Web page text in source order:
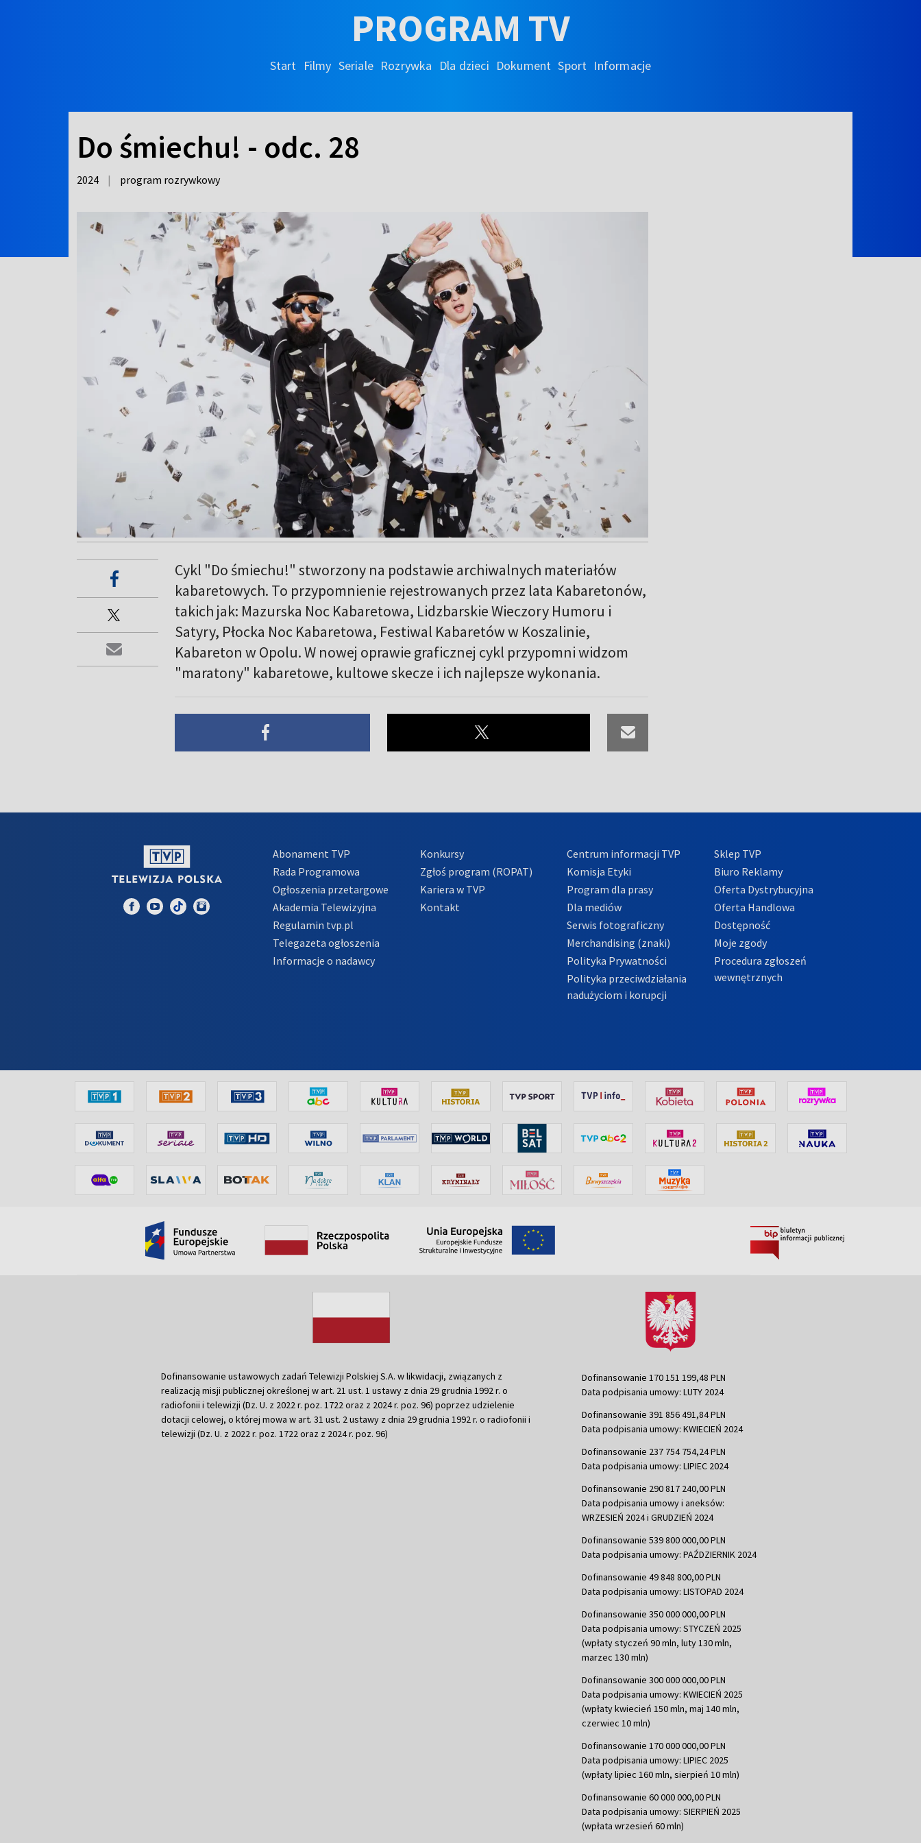
PROGRAM TV
Start Filmy Seriale Rozrywka Dla dzieci Dokument Sport Informacje
Do śmiechu! - odc. 28
2024 | program rozrywkowy
Cykl "Do śmiechu!" stworzony na podstawie archiwalnych materiałów
kabaretowych. To przypomnienie rejestrowanych przez lata Kabaretonów,
takich jak: Mazurska Noc Kabaretowa, Lidzbarskie Wieczory Humoru i
Satyry, Płocka Noc Kabaretowa, Festiwal Kabaretów w Koszalinie,
Kabareton w Opolu. W nowej oprawie graficznej cykl przypomni widzom
"maratony" kabaretowe, kultowe skecze i ich najlepsze wykonania.
Abonament TVP
Rada Programowa
Ogłoszenia przetargowe
Akademia Telewizyjna
Regulamin tvp.pl
Telegazeta ogłoszenia
Informacje o nadawcy
Konkursy
Zgłoś program (ROPAT)
Kariera w TVP
Kontakt
Centrum informacji TVP
Komisja Etyki
Program dla prasy
Dla mediów
Serwis fotograficzny
Merchandising (znaki)
Polityka Prywatności
Polityka przeciwdziałania
nadużyciom i korupcji
Sklep TVP
Biuro Reklamy
Oferta Dystrybucyjna
Oferta Handlowa
Dostępność
Moje zgody
Procedura zgłoszeń
wewnętrznych
Dofinansowanie ustawowych zadań Telewizji Polskiej S.A. w likwidacji, związanych z
realizacją misji publicznej określonej w art. 21 ust. 1 ustawy z dnia 29 grudnia 1992 r. o
radiofonii i telewizji (Dz. U. z 2022 r. poz. 1722 oraz z 2024 r. poz. 96) poprzez udzielenie
dotacji celowej, o której mowa w art. 31 ust. 2 ustawy z dnia 29 grudnia 1992 r. o radiofonii i
telewizji (Dz. U. z 2022 r. poz. 1722 oraz z 2024 r. poz. 96)
Dofinansowanie 170 151 199,48 PLN
Data podpisania umowy: LUTY 2024
Dofinansowanie 391 856 491,84 PLN
Data podpisania umowy: KWIECIEŃ 2024
Dofinansowanie 237 754 754,24 PLN
Data podpisania umowy: LIPIEC 2024
Dofinansowanie 290 817 240,00 PLN
Data podpisania umowy i aneksów:
WRZESIEŃ 2024 i GRUDZIEŃ 2024
Dofinansowanie 539 800 000,00 PLN
Data podpisania umowy: PAŹDZIERNIK 2024
Dofinansowanie 49 848 800,00 PLN
Data podpisania umowy: LISTOPAD 2024
Dofinansowanie 350 000 000,00 PLN
Data podpisania umowy: STYCZEŃ 2025
(wpłaty styczeń 90 mln, luty 130 mln,
marzec 130 mln)
Dofinansowanie 300 000 000,00 PLN
Data podpisania umowy: KWIECIEŃ 2025
(wpłaty kwiecień 150 mln, maj 140 mln,
czerwiec 10 mln)
Dofinansowanie 170 000 000,00 PLN
Data podpisania umowy: LIPIEC 2025
(wpłaty lipiec 160 mln, sierpień 10 mln)
Dofinansowanie 60 000 000,00 PLN
Data podpisania umowy: SIERPIEŃ 2025
(wpłata wrzesień 60 mln)